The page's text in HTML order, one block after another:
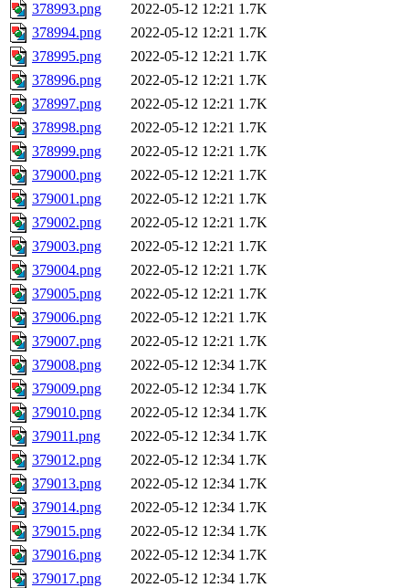
378993.png
2022-05-12 12:21 1.7K
378994.png
2022-05-12 12:21 1.7K
378995.png
2022-05-12 12:21 1.7K
378996.png
2022-05-12 12:21 1.7K
378997.png
2022-05-12 12:21 1.7K
378998.png
2022-05-12 12:21 1.7K
378999.png
2022-05-12 12:21 1.7K
379000.png
2022-05-12 12:21 1.7K
379001.png
2022-05-12 12:21 1.7K
379002.png
2022-05-12 12:21 1.7K
379003.png
2022-05-12 12:21 1.7K
379004.png
2022-05-12 12:21 1.7K
379005.png
2022-05-12 12:21 1.7K
379006.png
2022-05-12 12:21 1.7K
379007.png
2022-05-12 12:21 1.7K
379008.png
2022-05-12 12:34 1.7K
379009.png
2022-05-12 12:34 1.7K
379010.png
2022-05-12 12:34 1.7K
379011.png
2022-05-12 12:34 1.7K
379012.png
2022-05-12 12:34 1.7K
379013.png
2022-05-12 12:34 1.7K
379014.png
2022-05-12 12:34 1.7K
379015.png
2022-05-12 12:34 1.7K
379016.png
2022-05-12 12:34 1.7K
379017.png
2022-05-12 12:34 1.7K